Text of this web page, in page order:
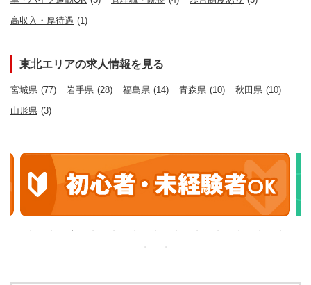
高収入・厚待遇 (1)
東北エリアの求人情報を見る
宮城県 (77) 岩手県 (28) 福島県 (14) 青森県 (10) 秋田県 (10)
山形県 (3)